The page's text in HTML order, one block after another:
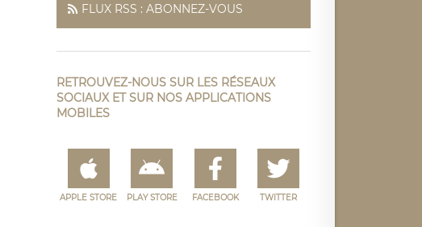
FLUX RSS : ABONNEZ-VOUS
RETROUVEZ-NOUS SUR LES RÉSEAUX
SOCIAUX ET SUR NOS APPLICATIONS
MOBILES
APPLE STORE PLAY STORE FACEBOOK TWITTER